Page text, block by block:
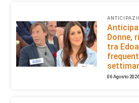
Donne,
tra
06 Agosto 2026